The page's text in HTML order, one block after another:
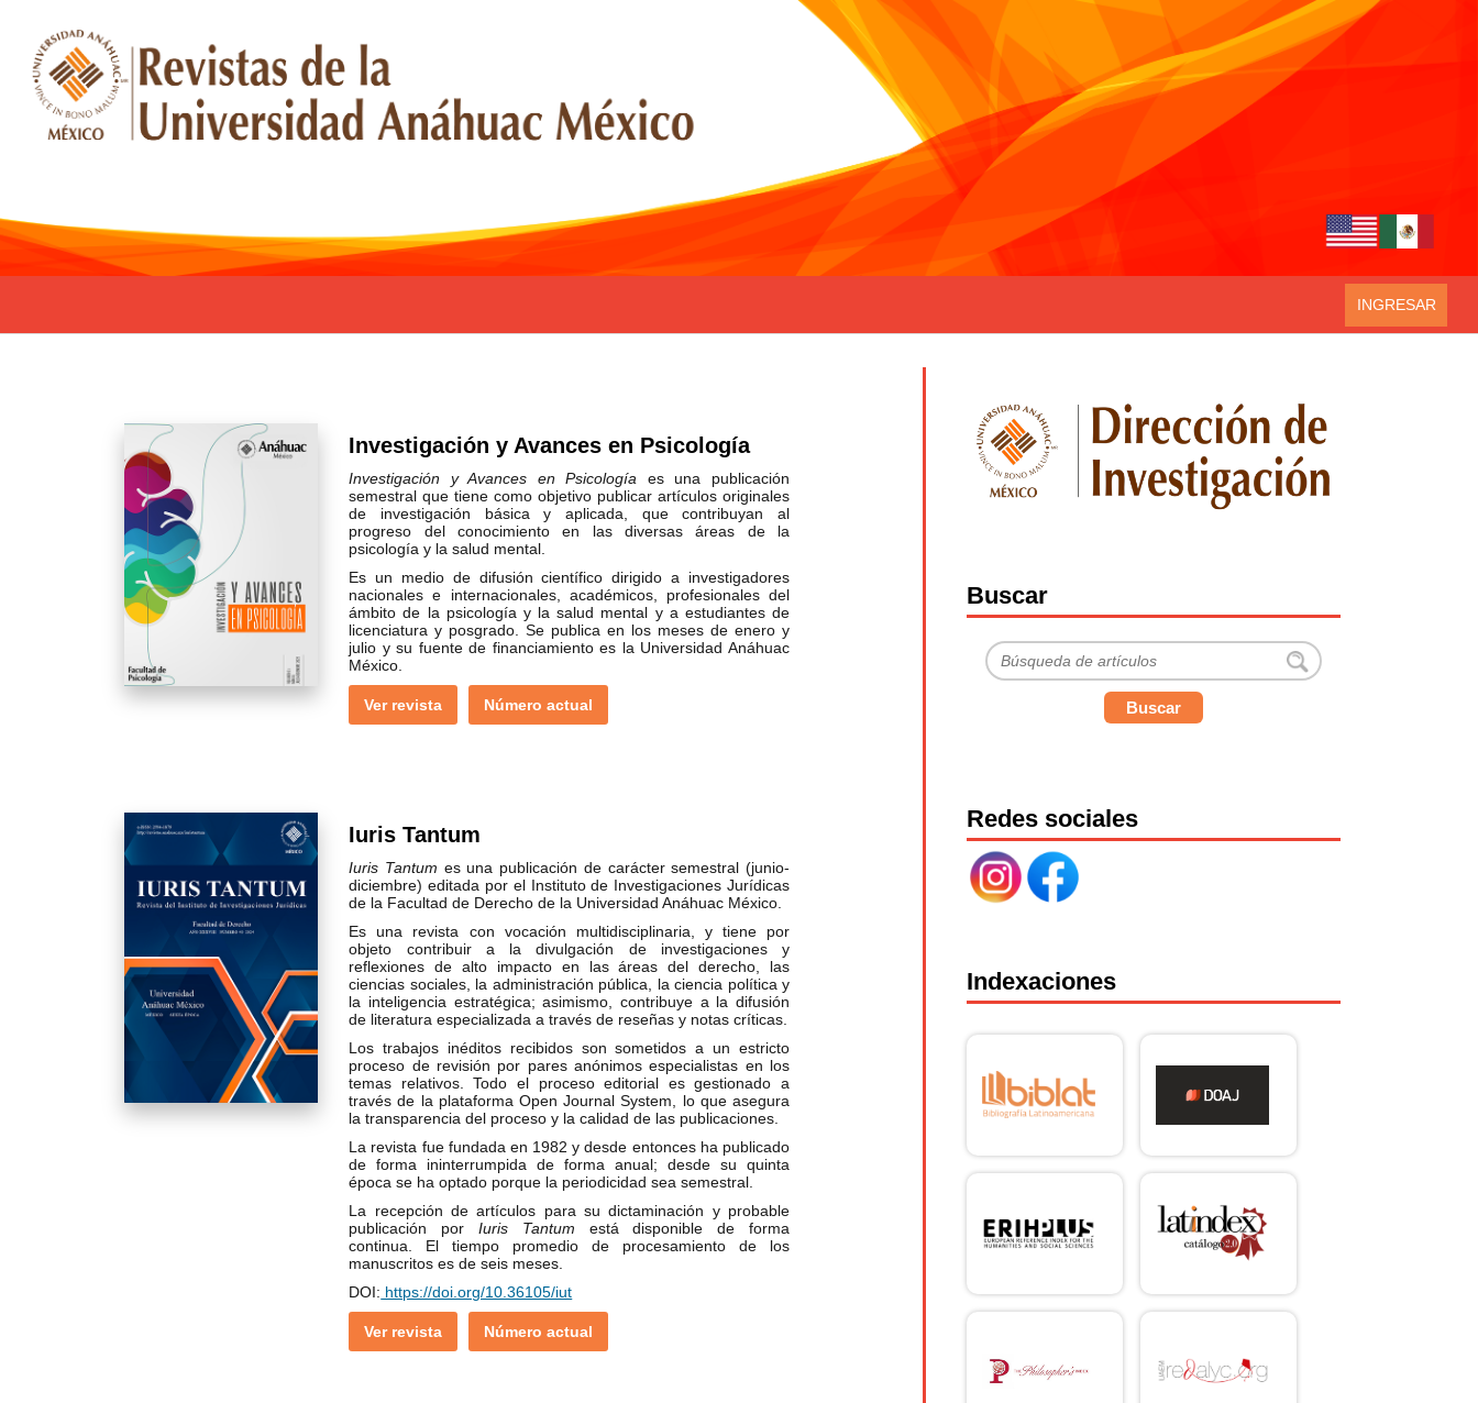
INGRESAR
Investigación y Avances en Psicología
Investigación y Avances en Psicología es una publicación
semestral que tiene como objetivo publicar artículos originales
de investigación básica y aplicada, que contribuyan al
progreso del conocimiento en las diversas áreas de la
psicología y la salud mental.
Es un medio de difusión científico dirigido a investigadores
nacionales e internacionales, académicos, profesionales del
ámbito de la psicología y la salud mental y a estudiantes de
licenciatura y posgrado. Se publica en los meses de enero y
julio y su fuente de financiamiento es la Universidad Anáhuac
México.
Ver revista Número actual
Iuris Tantum
Iuris Tantum es una publicación de carácter semestral (junio-
diciembre) editada por el Instituto de Investigaciones Jurídicas
de la Facultad de Derecho de la Universidad Anáhuac México.
Es una revista con vocación multidisciplinaria, y tiene por
objeto contribuir a la divulgación de investigaciones y
reflexiones de alto impacto en las áreas del derecho, las
ciencias sociales, la administración pública, la ciencia política y
la inteligencia estratégica; asimismo, contribuye a la difusión
de literatura especializada a través de reseñas y notas críticas.
Los trabajos inéditos recibidos son sometidos a un estricto
proceso de revisión por pares anónimos especialistas en los
temas relativos. Todo el proceso editorial es gestionado a
través de la plataforma Open Journal System, lo que asegura
la transparencia del proceso y la calidad de las publicaciones.
La revista fue fundada en 1982 y desde entonces ha publicado
de forma ininterrumpida de forma anual; desde su quinta
época se ha optado porque la periodicidad sea semestral.
La recepción de artículos para su dictaminación y probable
publicación por Iuris Tantum está disponible de forma
continua. El tiempo promedio de procesamiento de los
manuscritos es de seis meses.
DOI: https://doi.org/10.36105/iut
Ver revista Número actual
Buscar
Buscar
Redes sociales
Indexaciones